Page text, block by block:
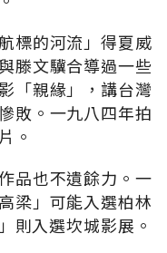
標的河流」得夏威
滕文驥合導過一些
「親緣」，講台灣
敗。一九八四年拍
。
品也不遺餘力。一
梁」可能入選柏林
則入選坎城影展。